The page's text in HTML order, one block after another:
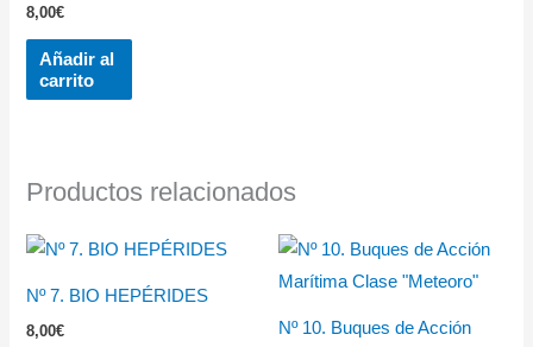
8,00€
Añadir al
carrito
Productos relacionados
Nº 7. BIO HEPÉRIDES
8,00€
Nº 10. Buques de Acción